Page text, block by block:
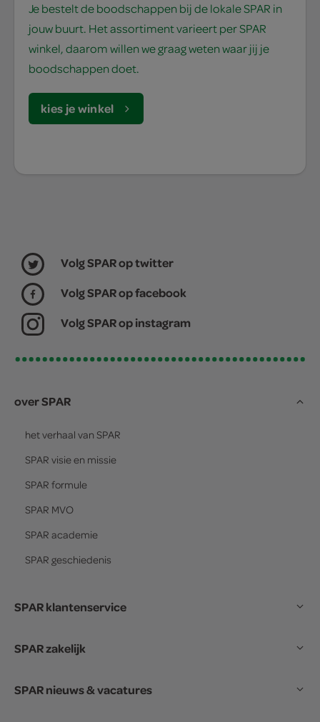
Je bestelt de boodschappen bij de lokale SPAR in
jouw buurt. Het assortiment varieert per SPAR
winkel, daarom willen we graag weten waar jij je
boodschappen doet.
kies je winkel
Volg SPAR op twitter
Volg SPAR op facebook
Volg SPAR op instagram
over SPAR
het verhaal van SPAR
SPAR visie en missie
SPAR formule
SPAR MVO
SPAR academie
SPAR geschiedenis
SPAR klantenservice
SPAR zakelijk
SPAR nieuws & vacatures